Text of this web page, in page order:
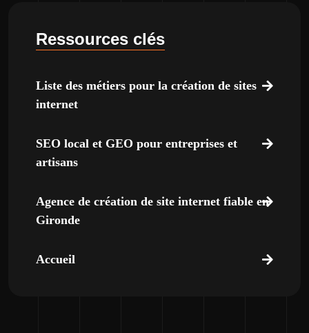
Ressources clés
Liste des métiers pour la création de sites
internet
SEO local et GEO pour entreprises et
artisans
Agence de création de site internet fiable en
Gironde
Accueil